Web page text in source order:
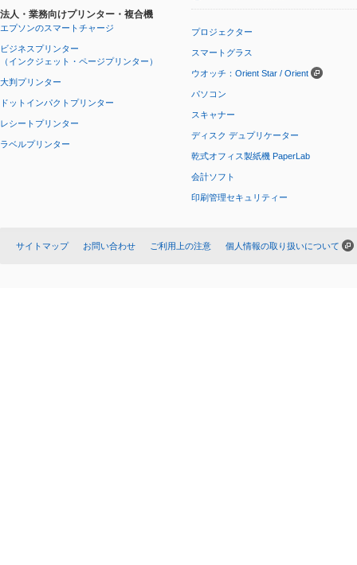
法人・業務向けプリンター・複合機
エプソンのスマートチャージ
ビジネスプリンター
（インクジェット・ページプリンター）
大判プリンター
ドットインパクトプリンター
レシートプリンター
ラベルプリンター
プロジェクター
スマートグラス
ウオッチ：Orient Star / Orient
パソコン
スキャナー
ディスク デュプリケーター
乾式オフィス製紙機 PaperLab
会計ソフト
印刷管理セキュリティー
サイトマップ お問い合わせ ご利用上の注意 個人情報の取り扱いについて